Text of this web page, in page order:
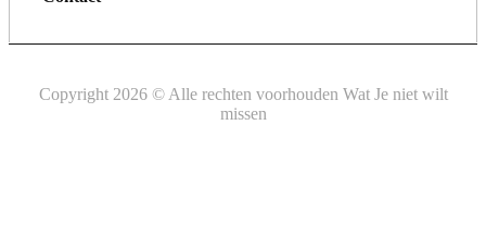
Copyright 2026 © Alle rechten voorhouden Wat Je niet wilt
missen